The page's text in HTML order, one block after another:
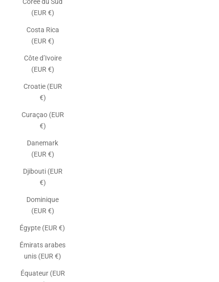
(EUR €)
Costa Rica
(EUR €)
Côte d’Ivoire
(EUR €)
Croatie (EUR
€)
Curaçao (EUR
€)
Danemark
(EUR €)
Djibouti (EUR
€)
Dominique
(EUR €)
Égypte (EUR €)
Émirats arabes
unis (EUR €)
Équateur (EUR